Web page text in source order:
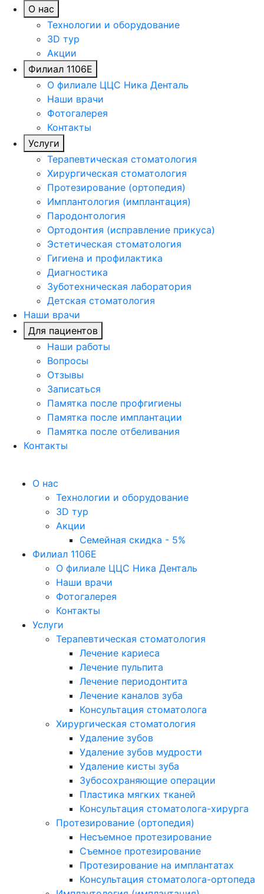
О нас
Технологии и оборудование
3D тур
Акции
Филиал 1106Е
О филиале ЦЦС Ника Денталь
Наши врачи
Фотогалерея
Контакты
Услуги
Терапевтическая стоматология
Хирургическая стоматология
Протезирование (ортопедия)
Имплантология (имплантация)
Пародонтология
Ортодонтия (исправление прикуса)
Эстетическая стоматология
Гигиена и профилактика
Диагностика
Зуботехническая лаборатория
Детская стоматология
Наши врачи
Для пациентов
Наши работы
Вопросы
Отзывы
Записаться
Памятка после профгигиены
Памятка после имплантации
Памятка после отбеливания
Контакты
О нас
Технологии и оборудование
3D тур
Акции
Семейная скидка - 5%
Филиал 1106Е
О филиале ЦЦС Ника Денталь
Наши врачи
Фотогалерея
Контакты
Услуги
Терапевтическая стоматология
Лечение кариеса
Лечение пульпита
Лечение периодонтита
Лечение каналов зуба
Консультация стоматолога
Хирургическая стоматология
Удаление зубов
Удаление зубов мудрости
Удаление кисты зуба
Зубосохраняющие операции
Пластика мягких тканей
Консультация стоматолога-хирурга
Протезирование (ортопедия)
Несъемное протезирование
Съемное протезирование
Протезирование на имплантатах
Консультация стоматолога-ортопеда